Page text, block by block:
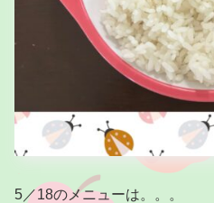
5／18のメニューは。。。